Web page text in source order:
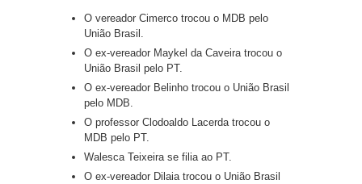
O vereador Cimerco trocou o MDB pelo
União Brasil.
O ex-vereador Maykel da Caveira trocou o
União Brasil pelo PT.
O ex-vereador Belinho trocou o União Brasil
pelo MDB.
O professor Clodoaldo Lacerda trocou o
MDB pelo PT.
Walesca Teixeira se filia ao PT.
O ex-vereador Dilaia trocou o União Brasil